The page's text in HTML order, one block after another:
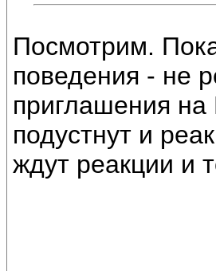
Посмотрим.
поведения - не
приглашения
подустнут и
ждут реакции и